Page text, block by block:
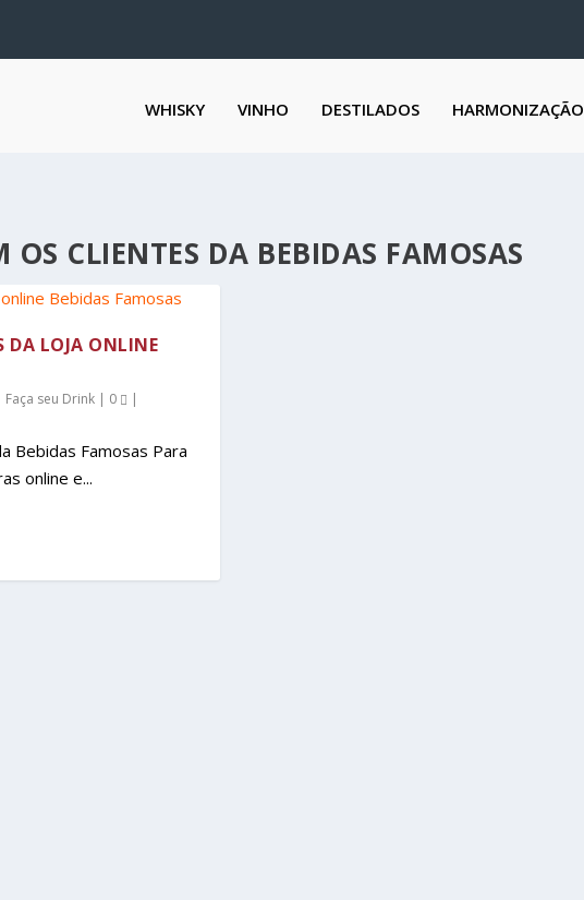
WHISKY VINHO DESTILADOS HARMONIZAÇÃO
OS CLIENTES DA BEBIDAS FAMOSAS
DA LOJA ONLINE
Faça seu Drink | 0 |
Bebidas Famosas Para
online e...